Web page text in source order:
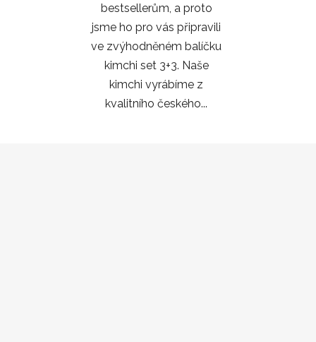
bestsellerům, a proto
jsme ho pro vás připravili
ve zvýhodněném balíčku
kimchi set 3+3. Naše
kimchi vyrábíme z
kvalitního českého...